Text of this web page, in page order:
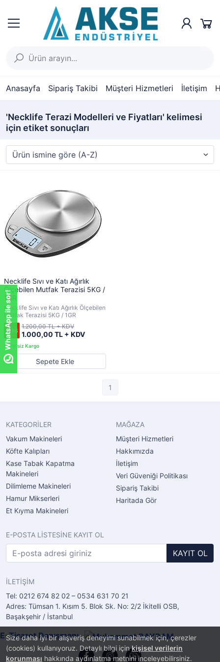
Anasayfa Sipariş Takibi Müşteri Hizmetleri İletişim
Size daha iyi bir alışveriş deneyimi sunabilmek için, çerezler
(cookies) kullanıyoruz. Detaylı bilgi içinkişisel verilerin
korunması hakkında aydınlatma metnini inceleyebilirsiniz.
'Necklife Terazi Modelleri ve Fiyatları' kelimesi
için etiket sonuçları
Necklife Sıvı ve Katı Ağırlık
Ölçebilen Mutfak Terazisi 5KG /
1GR
Necklife Sıvı ve Katı Ağırlık Ölçebilen
Mutfak Terazisi 5KG / 1GR
%16 1.000,00 TL + KDV
1.200,00 TL + KDV
Sepete Ekle
1
KATEGORİLER
Vakum Makineleri
Köfte Kalıpları
Kase Tabak Kapatma
Makineleri
Dilimleme Makineleri
Hamur Mikserleri
Et Kıyma Makineleri
MAĞAZA
Müşteri Hizmetleri
Hakkımızda
İletişim
Veri Güveniği Politikası
Sipariş Takibi
Haritada Gör
E-POSTA LİSTESİNE KAYIT OL
KAYIT OL
İLETİŞİM
Tel: 0212 674 82 02 – 0534 631 70 21
Adres: Tümsan 1. Kısım 5. Blok Sk. No: 2/2 İkitelli OSB,
Başakşehir / İstanbul
E-Ticaret Danışmanı
WhatsApp ile sor!